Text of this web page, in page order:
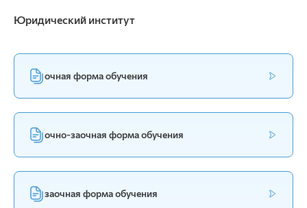
Юридический институт
очная форма обучения
очно-заочная форма обучения
заочная форма обучения